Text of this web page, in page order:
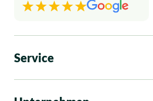
Service
So funktioniert es
Kosten